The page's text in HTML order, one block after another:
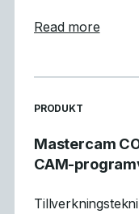
Read moreabout
READ MORE
PRODUKT
Mastercam
CAM-